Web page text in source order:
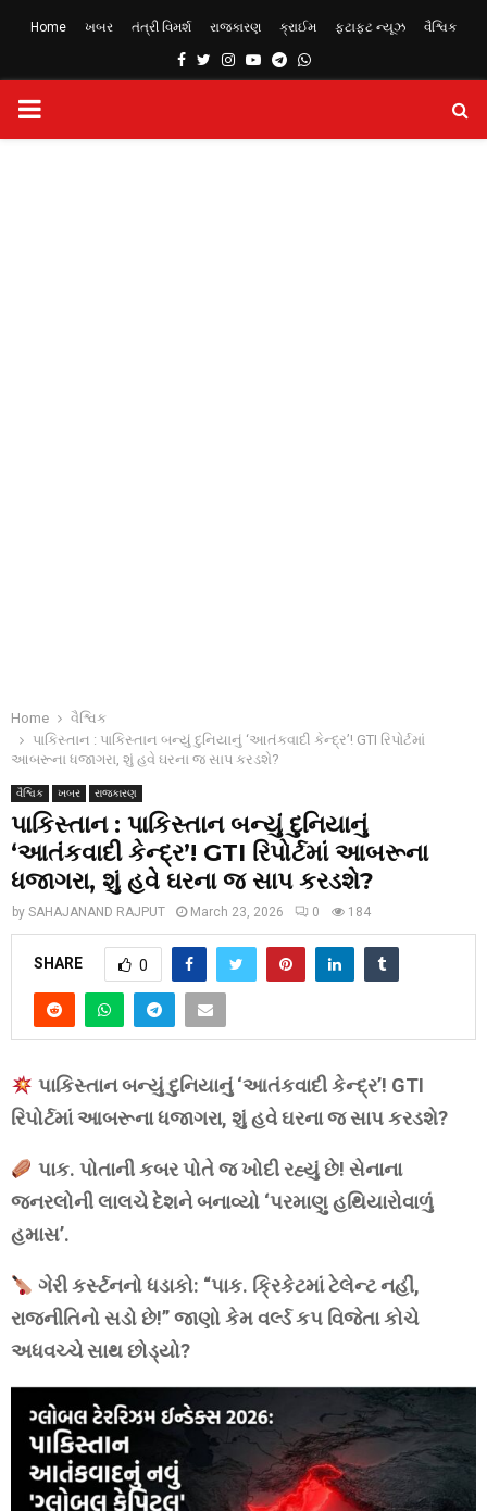
Home ખબર તંત્રી વિમર્શ રાજકારણ ક્રાઈમ ફટાફટ ન્યૂઝ વૈશ્વિક
Facebook
TwitterInstagram
YoutubeTelegram
Whatsapp
PRIMARY
Home
વૈશ્વિક
પાકિસ્તાન : પાકિસ્તાન બન્યું દુનિયાનું ‘આતંકવાદી કેન્દ્ર’! GTI રિપોર્ટમાં
આબરૂના ધજાગરા, શું હવે ઘરના જ સાપ કરડશે?
વૈશ્વિક ખબર રાજકારણ
પાકિસ્તાન : પાકિસ્તાન બન્યું દુનિયાનું
‘આતંકવાદી કેન્દ્ર’! GTI રિપોર્ટમાં આબરૂના
ધજાગરા, શું હવે ઘરના જ સાપ કરડશે?
by SAHAJANAND RAJPUT March 23, 2026 0 184
SHARE 0
પાકિસ્તાન બન્યું દુનિયાનું ‘આતંકવાદી કેન્દ્ર’! GTI
રિપોર્ટમાં આબરૂના ધજાગરા, શું હવે ઘરના જ સાપ કરડશે?
પાક. પોતાની કબર પોતે જ ખોદી રહ્યું છે! સેનાના
જનરલોની લાલચે દેશને બનાવ્યો ‘પરમાણુ હથિયારોવાળું
હમાસ’.
ગેરી કર્સ્ટનનો ધડાકો: “પાક. ક્રિકેટમાં ટેલેન્ટ નહીં,
રાજનીતિનો સડો છે!” જાણો કેમ વર્લ્ડ કપ વિજેતા કોચે
અધવચ્ચે સાથ છોડ્યો?